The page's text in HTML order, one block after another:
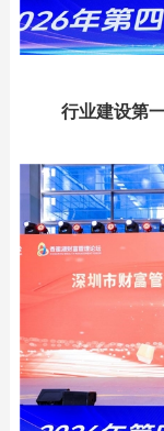
行业建设第